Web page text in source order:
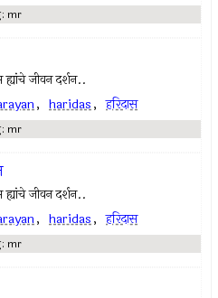
mr
जीवन दर्शन..
, haridas, हरिदास
mr
जीवन दर्शन..
, haridas, हरिदास
mr